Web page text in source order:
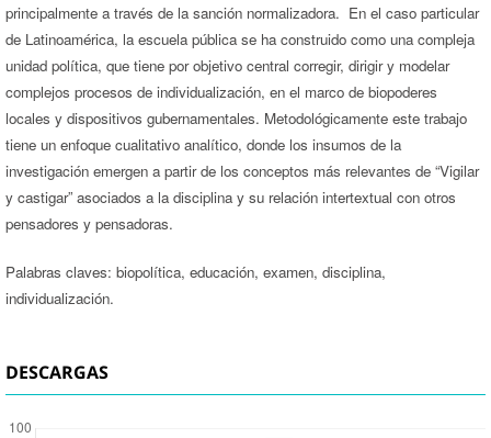
principalmente a través de la sanción normalizadora. En el caso particular
de Latinoamérica, la escuela pública se ha construido como una compleja
unidad política, que tiene por objetivo central corregir, dirigir y modelar
complejos procesos de individualización, en el marco de biopoderes
locales y dispositivos gubernamentales. Metodológicamente este trabajo
tiene un enfoque cualitativo analítico, donde los insumos de la
investigación emergen a partir de los conceptos más relevantes de “Vigilar
y castigar” asociados a la disciplina y su relación intertextual con otros
pensadores y pensadoras.
Palabras claves: biopolítica, educación, examen, disciplina,
individualización.
DESCARGAS